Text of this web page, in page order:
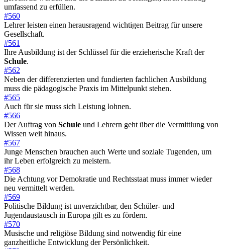
umfassend zu erfüllen.
#560
Lehrer leisten einen herausragend wichtigen Beitrag für unsere
Gesellschaft.
#561
Ihre Ausbildung ist der Schlüssel für die erzieherische Kraft der
Schule.
#562
Neben der differenzierten und fundierten fachlichen Ausbildung
muss die pädagogische Praxis im Mittelpunkt stehen.
#565
Auch für sie muss sich Leistung lohnen.
#566
Der Auftrag von Schule und Lehrern geht über die Vermittlung von
Wissen weit hinaus.
#567
Junge Menschen brauchen auch Werte und soziale Tugenden, um
ihr Leben erfolgreich zu meistern.
#568
Die Achtung vor Demokratie und Rechtsstaat muss immer wieder
neu vermittelt werden.
#569
Politische Bildung ist unverzichtbar, den Schüler- und
Jugendaustausch in Europa gilt es zu fördern.
#570
Musische und religiöse Bildung sind notwendig für eine
ganzheitliche Entwicklung der Persönlichkeit.